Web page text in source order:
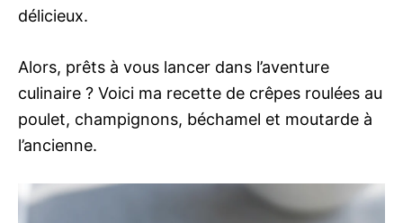
délicieux.
Alors, prêts à vous lancer dans l’aventure
culinaire ? Voici ma recette de crêpes roulées au
poulet, champignons, béchamel et moutarde à
l’ancienne.